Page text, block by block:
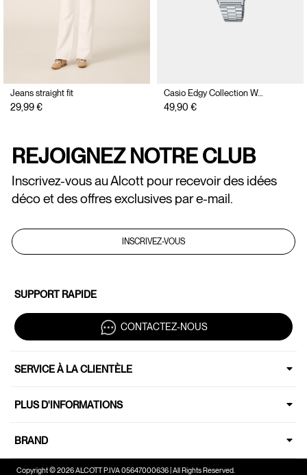
Jeans straight fit
29,99 €
Casio Edgy Collection Watch
49,90 €
REJOIGNEZ NOTRE CLUB
Inscrivez-vous au Alcott pour recevoir des idées
déco et des offres exclusives par e-mail.
INSCRIVEZ-VOUS
SUPPORT RAPIDE
CONTACTEZ-NOUS
SERVICE À LA CLIENTÈLE
PLUS D'INFORMATIONS
BRAND
Copyright © 2026 ALCOTT P.IVA 05647000636 | All Rights Reserved.